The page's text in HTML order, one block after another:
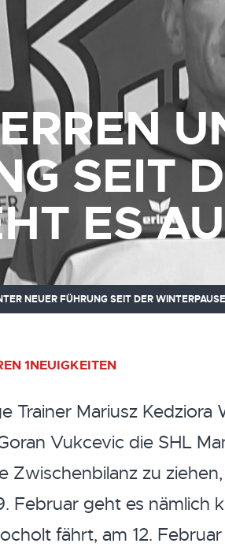
SEIT
ES
NEUER FÜHRUNG SEIT DER
1NEUIGKEITEN
Trainer Mariusz Kedziora
Vukcevic die SHL
Zwischenbilanz zu
Februar geht es nämlich
fährt, am 12.